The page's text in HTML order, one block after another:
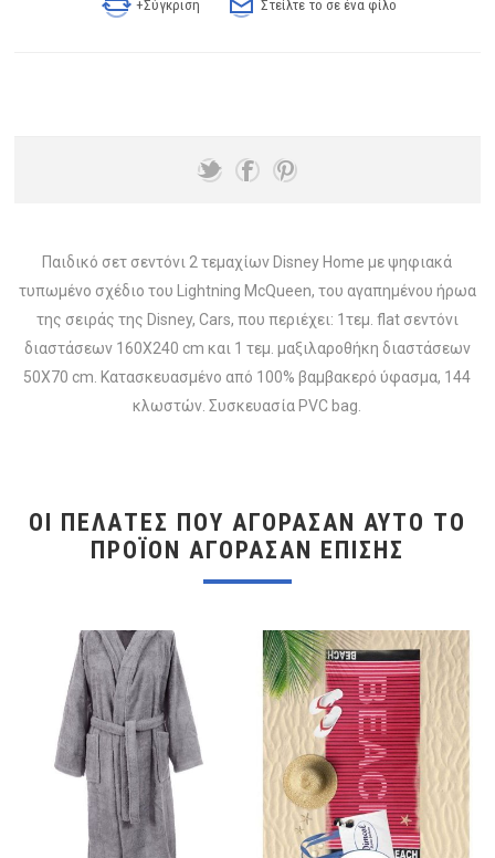
+Σύγκριση Στείλτε το σε ένα φίλο
Παιδικό σετ σεντόνι 2 τεμαχίων Disney Home με ψηφιακά
τυπωμένο σχέδιο του Lightning McQueen, του αγαπημένου ήρωα
της σειράς της Disney, Cars, που περιέχει: 1τεμ. flat σεντόνι
διαστάσεων 160X240 cm και 1 τεμ. μαξιλαροθήκη διαστάσεων
50X70 cm. Κατασκευασμένο από 100% βαμβακερό ύφασμα, 144
κλωστών. Συσκευασία PVC bag.
ΟΙ ΠΕΛΆΤΕΣ ΠΟΥ ΑΓΌΡΑΣΑΝ ΑΥΤΌ ΤΟ
ΠΡΟΪΌΝ ΑΓΌΡΑΣΑΝ ΕΠΊΣΗΣ